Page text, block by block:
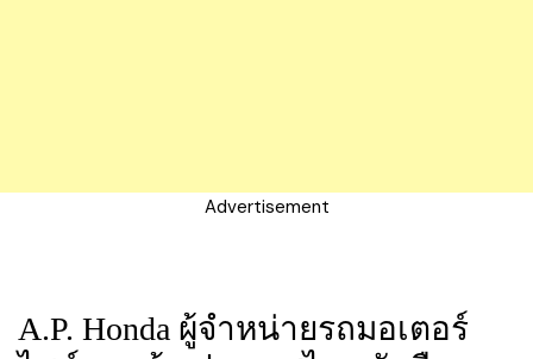
Advertisement
A.P. Honda ผู้จำหน่ายรถมอเตอร์